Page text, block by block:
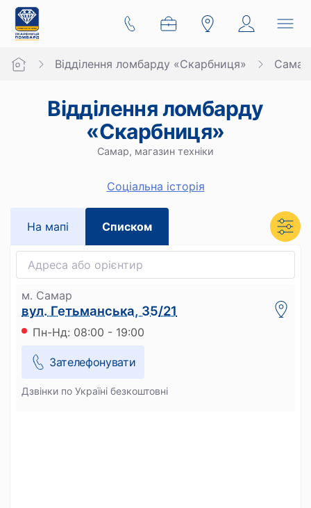
Відділення ломбарду «Скарбниця» Самар
Відділення ломбарду
«Скарбниця»
Самар, магазин техніки
Cоціальна історія
На мапi Списком
м. Самар
вул. Гетьманська, 35/21
Пн-Нд: 08:00 - 19:00
Зателефонувати
Дзвінки по Україні безкоштовні